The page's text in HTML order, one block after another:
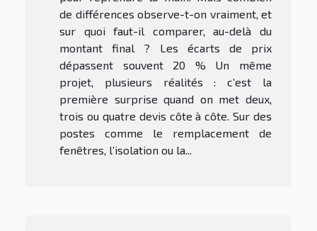
de différences observe-t-on vraiment, et
sur quoi faut-il comparer, au-delà du
montant final ? Les écarts de prix
dépassent souvent 20 % Un même
projet, plusieurs réalités : c’est la
première surprise quand on met deux,
trois ou quatre devis côte à côte. Sur des
postes comme le remplacement de
fenêtres, l’isolation ou la...